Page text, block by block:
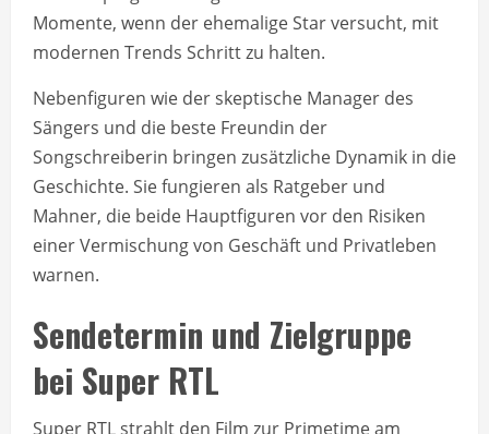
Momente, wenn der ehemalige Star versucht, mit
modernen Trends Schritt zu halten.
Nebenfiguren wie der skeptische Manager des
Sängers und die beste Freundin der
Songschreiberin bringen zusätzliche Dynamik in die
Geschichte. Sie fungieren als Ratgeber und
Mahner, die beide Hauptfiguren vor den Risiken
einer Vermischung von Geschäft und Privatleben
warnen.
Sendetermin und Zielgruppe
bei Super RTL
Super RTL strahlt den Film zur Primetime am